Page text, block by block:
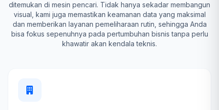
ditemukan di mesin pencari. Tidak hanya sekadar membangun
visual, kami juga memastikan keamanan data yang maksimal
dan memberikan layanan pemeliharaan rutin, sehingga Anda
bisa fokus sepenuhnya pada pertumbuhan bisnis tanpa perlu
khawatir akan kendala teknis.